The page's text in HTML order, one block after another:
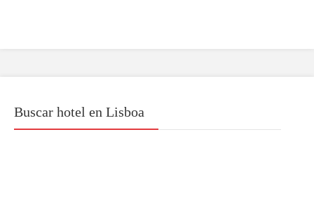
Buscar hotel en Lisboa